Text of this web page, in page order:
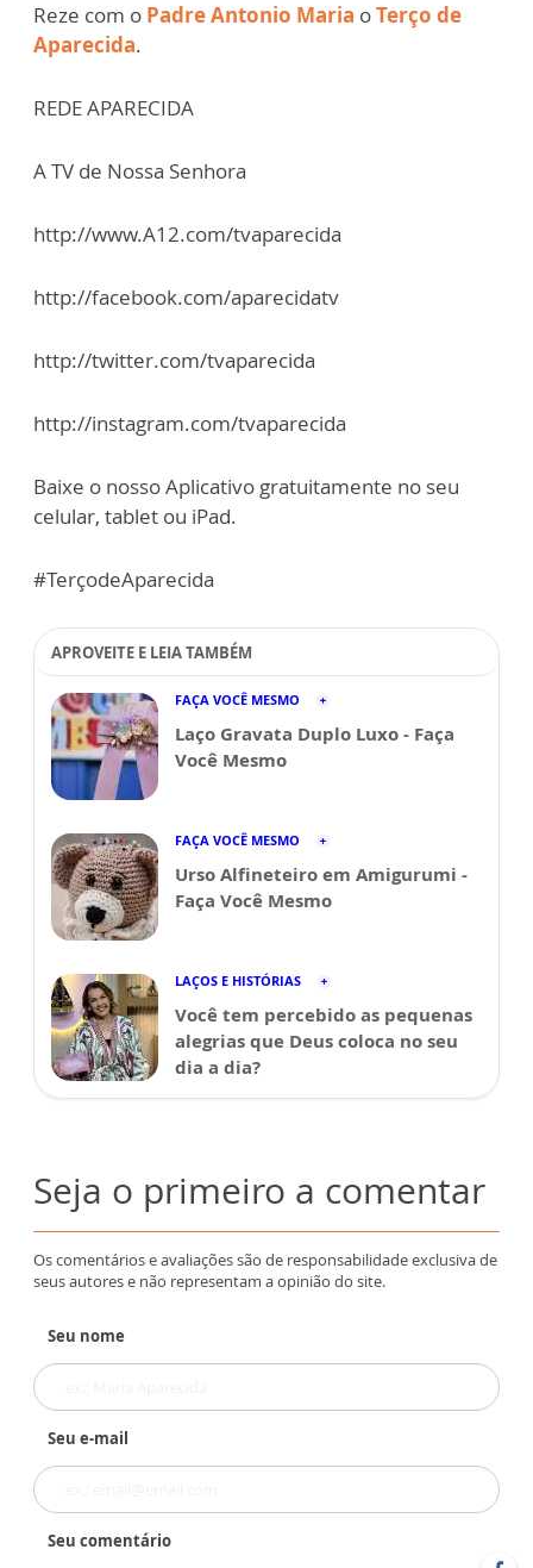
Reze com o Padre Antonio Maria oTerço de
Aparecida.
REDE APARECIDA
A TV de Nossa Senhora
http://www.A12.com/tvaparecida
http://facebook.com/aparecidatv
http://twitter.com/tvaparecida
http://instagram.com/tvaparecida
Baixe o nosso Aplicativo gratuitamente no seu
celular, tablet ou iPad.
#TerçodeAparecida
APROVEITE E LEIA TAMBÉM
FAÇA VOCÊ MESMO
Laço Gravata Duplo Luxo - Faça
Você Mesmo
FAÇA VOCÊ MESMO
Urso Alfineteiro em Amigurumi -
Faça Você Mesmo
LAÇOS E HISTÓRIAS
Você tem percebido as pequenas
alegrias que Deus coloca no seu
dia a dia?
Seja o primeiro a comentar
Os comentários e avaliações são de responsabilidade exclusiva de
seus autores e não representam a opinião do site.
Seu nome
Seu e-mail
Seu comentário